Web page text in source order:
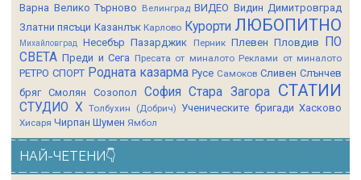
Варна Велико Търново Велинград ВИДЕО Видин Димитровград
Златни пясъци Казанлък Карлово Курорти ЛЮБОПИТНО
Михайловград Несебър Пазарджик Перник Плевен Пловдив
ПО
СВЕТА Преди и Сега Пресата от миналото Реклами от миналото
РЕТРО СПОРТ Родната казарма Русе Самоков Сливен Слънчев
бряг Смолян Созопол София Стара Загора СТАТИИ
СТУДИО Х Толбухин (Добрич) Ученическите бригади Хасково
Хисаря Чирпан Шумен Ямбол
НАЙ-ЧЕТЕНИ👇